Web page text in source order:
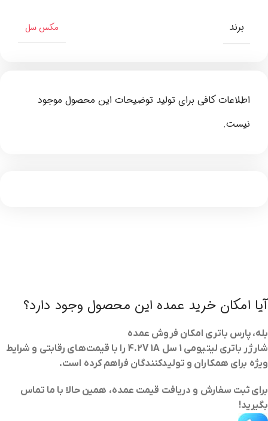
برند مکس سل
اطلاعات کافی برای تولید توضیحات این محصول موجود
نیست.
آیا امکان خرید عمده این محصول وجود دارد؟
بله، پارس باتری امکان فروش عمده
شارژر باتری لیتیومی 1 سل 4.2V 1A
را با قیمت‌های رقابتی و شرایط
ویژه برای همکاران و تولیدکنندگان فراهم کرده است.
برای ثبت سفارش و دریافت قیمت عمده، همین حالا با ما تماس
بگیرید!